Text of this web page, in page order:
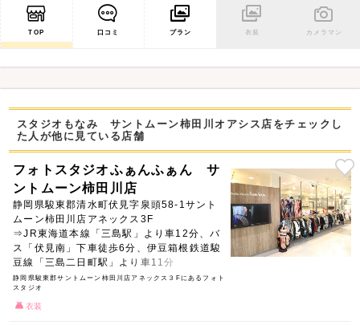
【2.秋のお出
レンタル。
秋のお出掛け着物レンタルはこんなパパ・ママにオススメ！
★一日たっぷり思い出の時間を過ごされたい方
料金
平日0円！
お参り当日 着付け+ヘアセット付！
※お写真を33,000円（税込）以上お買い求めのお客様限定となりま
す。
TOP 口コミ プラン 衣装 カメラマン
スタジオもなみ サントムーン柿田川オアシス店をチェックし
た人が他に見ている店舗
フォトスタジオふぁんふぁん サ
ントムーン柿田川店
静岡県駿東郡清水町伏見字泉頭58-1サント
ムーン柿田川店アネックス3F
⇒JR東海道本線「三島駅」より車12分、バ
ス「伏見南」下車徒歩6分、伊豆箱根鉄道駿
豆線「三島二日町駅」より車11分
静岡県駿東郡サントムーン柿田川店アネックス３Fにあるフォト
スタジオ
衣装